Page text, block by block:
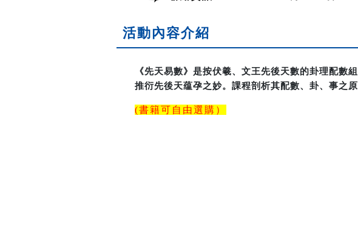
活動內容介紹
《先天易數》是按伏羲、文王先後天數的卦理配數
推衍先後天蕴孕之妙。課程剖析其配數、卦、事之
(書籍可自由選購）